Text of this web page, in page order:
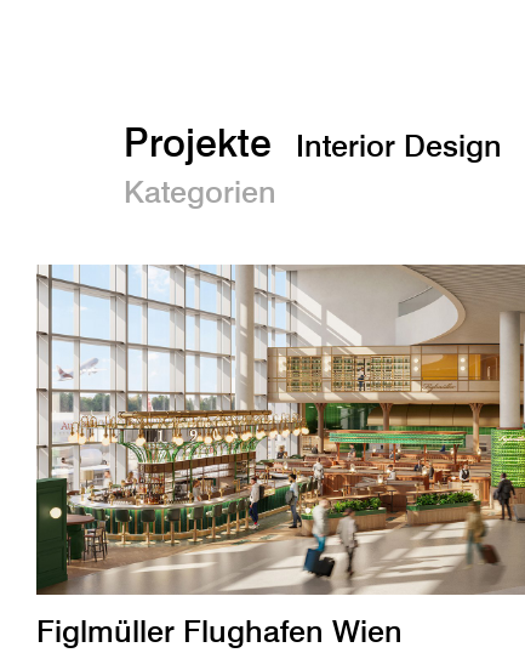
Projekte Interior Design
Kategorien
Figlmüller Flughafen Wien